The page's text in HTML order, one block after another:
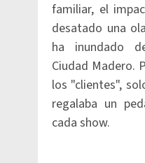
familiar, el
desatado una
ha inundado
Ciudad Madero.
los "clientes",
regalaba un
cada show.